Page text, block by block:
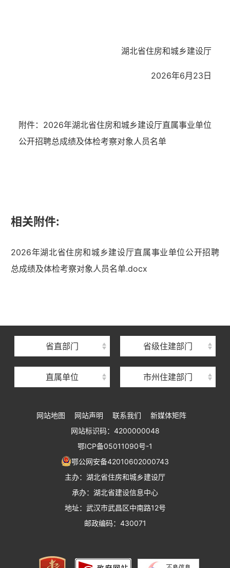
湖北省住房和城乡建设厅
2026年6月 23 日
附件： 2026年湖北省住房和城乡建设厅直属事业单位
公开招聘总成绩及体检考察对象人员名单
相关附件:
2026年湖北省住房和城乡建设厅直属事业单位公开招聘
总成绩及体检考察对象人员名单.docx
省直部门 省级住建部门
直属单位
湖北省住房保障中心
湖北省建设工程质量安全监督总站
湖北省建设工程标准定额管理总站
湖北省住建厅执业资格注册中心
湖北省城乡建设发展中心
湖北城市建设职业技术学院
市州住建部门
网站地图 网站声明 联系我们
新媒体矩阵
网站标识码：4200000048
鄂ICP备05011090号-1
鄂公网安备42010602000743
主办：湖北省住房和城乡建设厅
承办：湖北省建设信息中心
地址：武汉市武昌区中南路12号
邮政编码：430071